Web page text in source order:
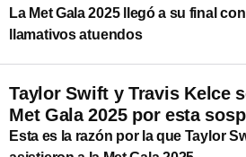
La Met Gala 2025 llegó a su final
llamativos atuendos
Taylor Swift y Travis Kelce
Met Gala 2025 por esta
Esta es la razón por la que Taylor